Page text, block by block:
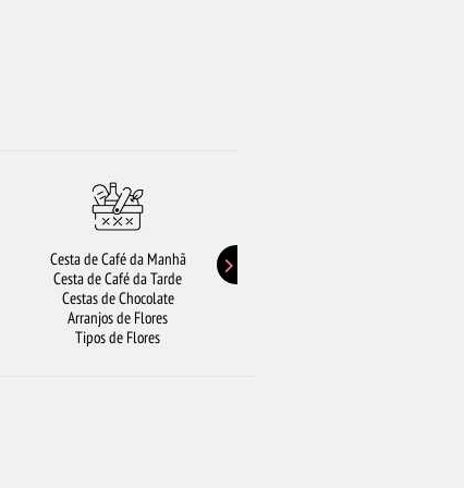
Cesta de Café da Manhã
Cesta de Café da Tarde
Cestas de Chocolate
Arranjos de Flores
Tipos de Flores